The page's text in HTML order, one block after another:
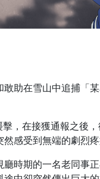
助在雪山中追捕「
，在接獲通報之後
感受到無端的劇烈疼
時期的一名老同事